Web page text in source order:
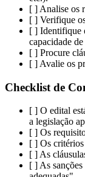
[ ] Analise os
[ ] Verifique
[ ] Identifique
capacidade
[ ] Procure
[ ] Avalie os
Checklist de
[ ] O edital
a legislação
[ ] Os
[ ] Os
[ ] As
[ ] As